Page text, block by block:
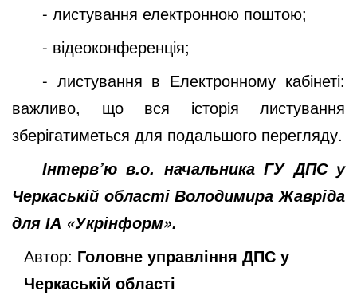
- листування електронною поштою;
- відеоконференція;
- листування в Електронному кабінеті:
важливо, що вся історія листування
зберігатиметься для подальшого перегляду.
Інтерв’ю в.о. начальника ГУ ДПС у
Черкаській області Володимира Жавріда
для ІА «Укрінформ».
Автор: Головне управління ДПС у
Черкаській області